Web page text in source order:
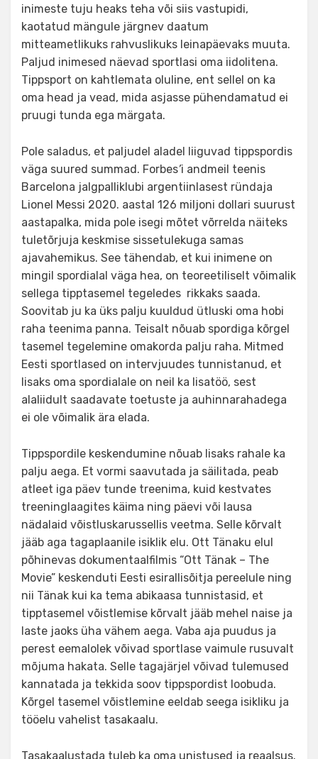
inimeste tuju heaks teha või siis vastupidi,
kaotatud mängule järgnev daatum
mitteametlikuks rahvuslikuks leinapäevaks muuta.
Paljud inimesed näevad sportlasi oma iidolitena.
Tippsport on kahtlemata oluline, ent sellel on ka
oma head ja vead, mida asjasse pühendamatud ei
pruugi tunda ega märgata.
Pole saladus, et paljudel aladel liiguvad tippspordis
väga suured summad. Forbes’i andmeil teenis
Barcelona jalgpalliklubi argentiinlasest ründaja
Lionel Messi 2020. aastal 126 miljoni dollari suurust
aastapalka, mida pole isegi mõtet võrrelda näiteks
tuletõrjuja keskmise sissetulekuga samas
ajavahemikus. See tähendab, et kui inimene on
mingil spordialal väga hea, on teoreetiliselt võimalik
sellega tipptasemel tegeledes rikkaks saada.
Soovitab ju ka üks palju kuuldud ütluski oma hobi
raha teenima panna. Teisalt nõuab spordiga kõrgel
tasemel tegelemine omakorda palju raha. Mitmed
Eesti sportlased on intervjuudes tunnistanud, et
lisaks oma spordialale on neil ka lisatöö, sest
alaliidult saadavate toetuste ja auhinnarahadega
ei ole võimalik ära elada.
Tippspordile keskendumine nõuab lisaks rahale ka
palju aega. Et vormi saavutada ja säilitada, peab
atleet iga päev tunde treenima, kuid kestvates
treeninglaagites käima ning päevi või lausa
nädalaid võistluskarussellis veetma. Selle kõrvalt
jääb aga tagaplaanile isiklik elu. Ott Tänaku elul
põhinevas dokumentaalfilmis “Ott Tänak – The
Movie” keskenduti Eesti esirallisõitja pereelule ning
nii Tänak kui ka tema abikaasa tunnistasid, et
tipptasemel võistlemise kõrvalt jääb mehel naise ja
laste jaoks üha vähem aega. Vaba aja puudus ja
perest eemalolek võivad sportlase vaimule rusuvalt
mõjuma hakata. Selle tagajärjel võivad tulemused
kannatada ja tekkida soov tippspordist loobuda.
Kõrgel tasemel võistlemine eeldab seega isikliku ja
tööelu vahelist tasakaalu.
Tasakaalustada tuleb ka oma unistused ja reaalsus.